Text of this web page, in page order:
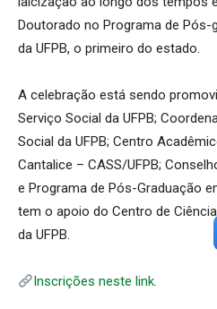
Doutorado no Programa de Pós-
da UFPB, o primeiro do estado.
A celebração está sendo
Serviço Social da UFPB;
Social da UFPB; Centro
Cantalice – CASS/UFPB;
e Programa de Pós-Graduação
tem o apoio do Centro de
da UFPB.
Inscrições neste link.